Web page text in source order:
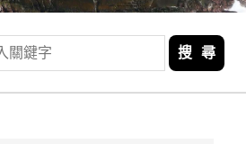
搜 尋